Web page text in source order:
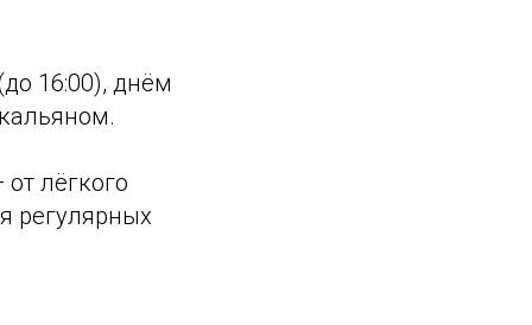
16:00), днём
лёгкого
регулярных